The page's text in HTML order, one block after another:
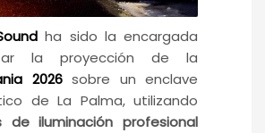
ha sido la encargada
la proyección de la
2026sobre un enclave
de La Palma, utilizando
de iluminación profesional